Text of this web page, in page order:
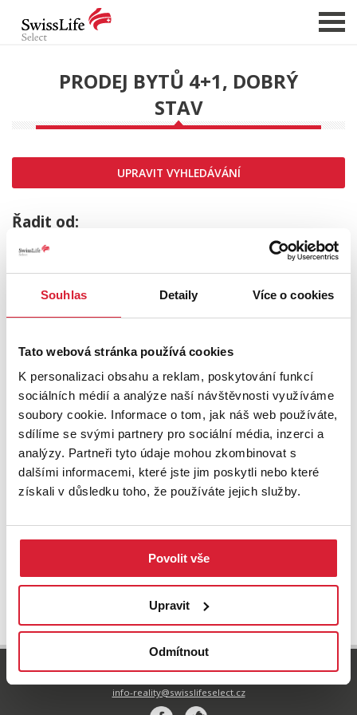
Souhlas Detaily Více o cookies
Tato webová stránka používá cookies
K personalizaci obsahu a reklam, poskytování funkcí
sociálních médií a analýze naší návštěvnosti využíváme
soubory cookie. Informace o tom, jak náš web používáte,
sdílíme se svými partnery pro sociální média, inzerci a
analýzy. Partneři tyto údaje mohou zkombinovat s
dalšími informacemi, které jste jim poskytli nebo které
získali v důsledku toho, že používáte jejich služby.
Povolit vše
Upravit
Odmítnout
NABÍDKA NEMOVITOSTÍ
CHCI PRODAT / PRONAJMOUT
HLÍDAT NOVÉ NABÍDKY
CHCI OCENIT NEMOVITOST
O NÁS
SLUŽBY
KARIÉRA
KONTAKT
PRODEJ BYTŮ 4+1, DOBRÝ
STAV
UPRAVIT VYHLEDÁVÁNÍ
Řadit od:
Prodej bytu 4+1 88 m2 nám. Hrdinů, Krnov
3 850 000 Kč
UPRAVIT VYHLEDÁVÁNÍ
info-reality@swisslifeselect.cz